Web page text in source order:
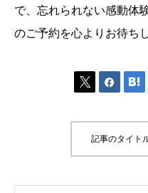
で、忘れられない感動体
のご予約を心よりお待ち
  
記事のタイト